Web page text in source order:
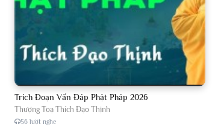
Trích Đoạn Vấn Đáp Phật Pháp 2026
Thượng Toạ Thích Đạo Thịnh
56 lượt nghe